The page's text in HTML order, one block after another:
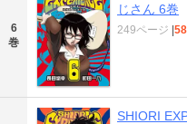
6
巻
じさん 6巻
249ページ |
SHIORI